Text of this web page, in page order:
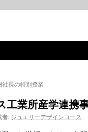
社長の特別授業
工業所産学連携
者: ジュエリーデザインコース